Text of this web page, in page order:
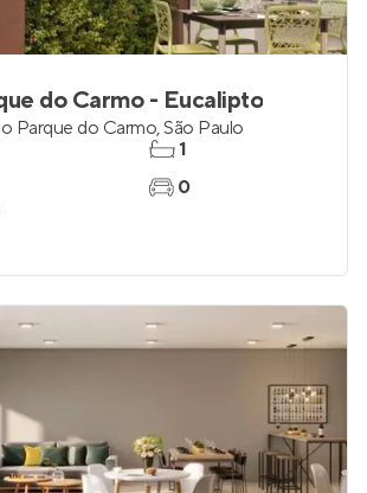
do Carmo - Eucalipto
Parque do Carmo,São Paulo
1
0